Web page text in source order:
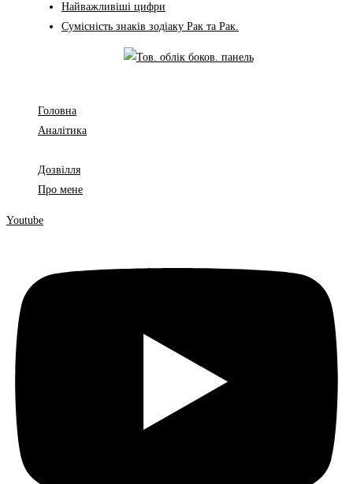
Найважливіші цифри
Сумісність знаків зодіаку Рак та Рак.
Головна
Аналітика
Дозвілля
Про мене
Youtube